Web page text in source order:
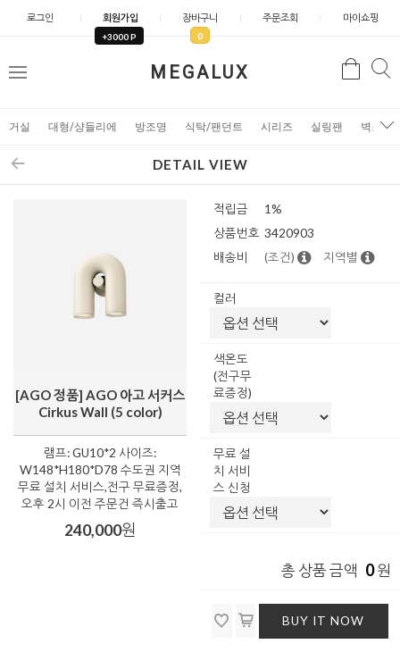
로그인 회원가입
+3000 P
장바구니
0
주문조회 마이쇼핑
MEGALUX
메
검
거실 대형/샹들리에 방조명 식탁/팬던트 시리즈 실링팬 벽조명
DETAIL VIEW
[AGO 정품] AGO 아고 서커스
Cirkus Wall (5 color)
램프: GU10*2 사이즈:
W148*H180*D78 수도권 지역
무료 설치 서비스,전구 무료증정,
오후 2시 이전 주문건 즉시출고
240,000원
적립금
1%
상품번호 3420903
배송비
(조건) 지역별
컬러
색온도
(전구무
료증정)
무료 설
치 서비
스 신청
총 상품 금액 0원
BUY IT NOW